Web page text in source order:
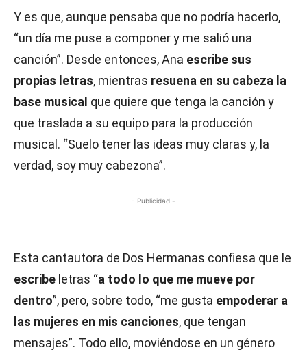
Y es que, aunque pensaba que no podría hacerlo,
“un día me puse a componer y me salió una
canción”. Desde entonces, Ana escribe sus
propias letras, mientras resuena en su cabeza la
base musical que quiere que tenga la canción y
que traslada a su equipo para la producción
musical. “Suelo tener las ideas muy claras y, la
verdad, soy muy cabezona”.
- Publicidad -
Esta cantautora de Dos Hermanas confiesa que le
escribe letras “a todo lo que me mueve por
dentro”, pero, sobre todo, “me gusta empoderar a
las mujeres en mis canciones, que tengan
mensajes”. Todo ello, moviéndose en un género